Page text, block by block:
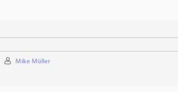
Mike Müller